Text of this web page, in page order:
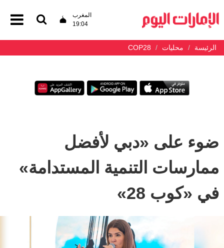
المغرب
19:04
الرئيسة محليات COP28
ضوء على «دبي لأفضل
ممارسات التنمية المستدامة»
في «كوب 28»